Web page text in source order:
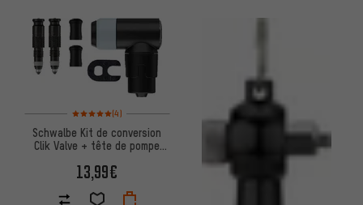
Note moyenne : 5 sur 5 d'après 4 avis
(4)
Schwalbe Kit de conversion
Clik Valve + tête de pompe
13,99€